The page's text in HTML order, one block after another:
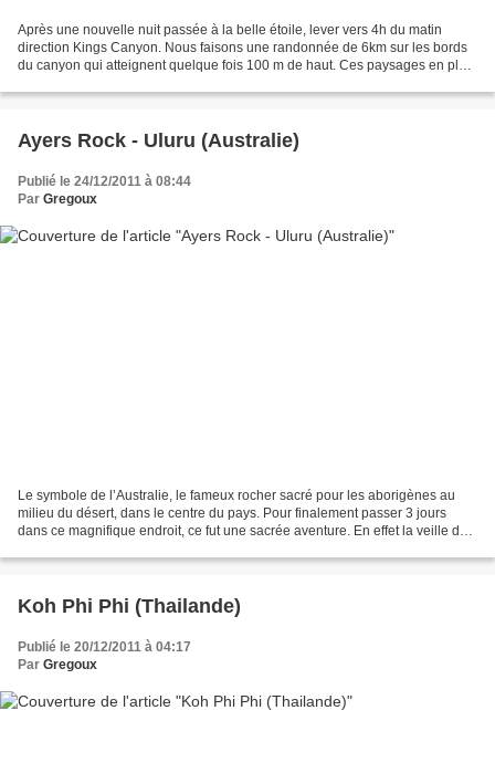
Après une nouvelle nuit passée à la belle étoile, lever vers 4h du matin
direction Kings Canyon. Nous faisons une randonnée de 6km sur les bords
du canyon qui atteignent quelque fois 100 m de haut. Ces paysages en plein
Ayers Rock - Uluru (Australie)
Publié le 24/12/2011 à 08:44
Par Gregoux
Le symbole de l’Australie, le fameux rocher sacré pour les aborigènes au
milieu du désert, dans le centre du pays. Pour finalement passer 3 jours
dans ce magnifique endroit, ce fut une sacrée aventure. En effet la veille de
Koh Phi Phi (Thailande)
Publié le 20/12/2011 à 04:17
Par Gregoux